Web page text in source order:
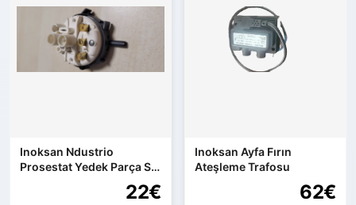
Inoksan Ndustrio
Prosestat Yedek Parça Su
22€
Inoksan Ayfa Fırın
Ateşleme Trafosu
62€